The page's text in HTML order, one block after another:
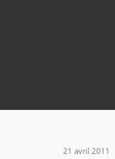
21 avril 2011